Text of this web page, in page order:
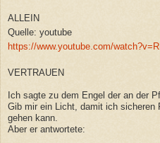
ALLEIN
Quelle: youtube
https://www.youtube.com/
VERTRAUEN
Ich sagte zu dem Engel der an der
Gib mir ein Licht, damit ich sicheren
gehen kann.
Aber er antwortete: